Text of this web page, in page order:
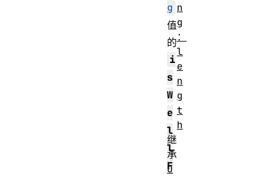
g
值
的
i
s
W
e
l
l
F
n
g
：
l
e
n
g
t
h
继
承
O